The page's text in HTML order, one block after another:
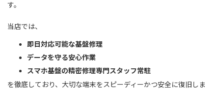
す。
当店では、
即日対応可能な基盤修理
データを守る安心作業
スマホ基盤の精密修理専門スタッフ常駐
を徹底しており、大切な端末をスピーディーかつ安全に復旧しま